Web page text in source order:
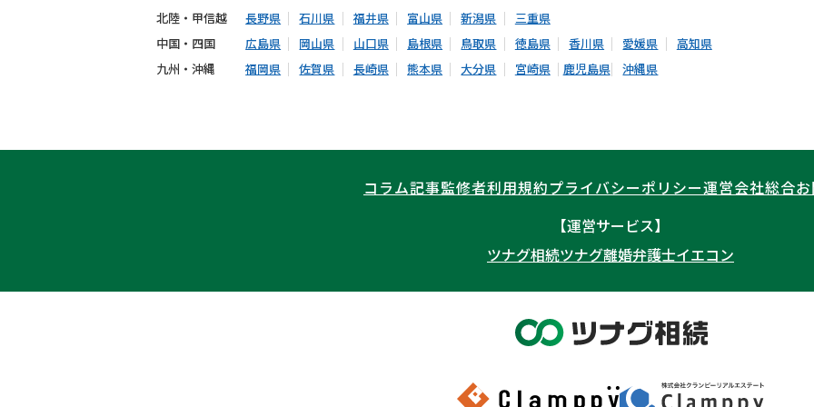
北陸・甲信越
長野県 石川県 福井県 富山県 新潟県
三重県
中国・四国
広島県 岡山県 山口県 島根県 鳥取県 徳島県 香川県 愛媛県
高知県
九州・沖縄
福岡県 佐賀県 長崎県 熊本県 大分県 宮崎県 鹿児島県 沖縄県
コラム記事監修者利用規約プライバシーポリシー運営会社総合
【運営サービス】
ツナグ相続ツナグ離婚弁護士イエコン